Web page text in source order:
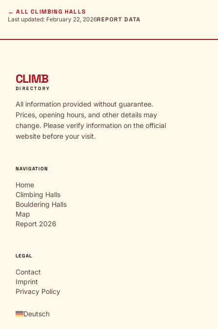
← ALL CLIMBING HALLS
Last updated: February 22, 2026REPORT DATA
CLIMB
DIRECTORY
All information provided without guarantee.
Prices, opening hours, and other details may
change. Please verify information on the official
website before your visit.
NAVIGATION
Home
Climbing Halls
Bouldering Halls
Map
Report 2026
LEGAL
Contact
Imprint
Privacy Policy
Deutsch